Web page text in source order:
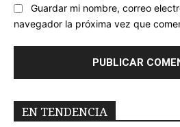
Guardar mi nombre, correo
navegador la próxima vez que
EN TENDENCIA